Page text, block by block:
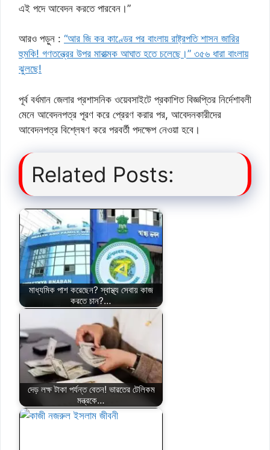
এই পদে আবেদন করতে পারবেন।”
আরও পড়ুন : “আর জি কর কাণ্ডের পর বাংলায় রাষ্ট্রপতি শাসন জারির
হুমকি! গণতন্ত্রের উপর মারাত্মক আঘাত হতে চলেছে।” ৩৫৬ ধারা বাংলায়
ঝুলছে!
পূর্ব বর্ধমান জেলার প্রশাসনিক ওয়েবসাইটে প্রকাশিত বিজ্ঞপ্তির নির্দেশাবলী
মেনে আবেদনপত্র পূরণ করে প্রেরণ করার পর, আবেদনকারীদের
আবেদনপত্র বিশ্লেষণ করে পরবর্তী পদক্ষেপ নেওয়া হবে।
Related Posts:
মাধ্যমিক পাশ করেছেন? স্বাস্থ্য সেবায় কাজ
করতে চান?…
দেড় লক্ষ টাকা পর্যন্ত বেতন! ভারতের টেলিকম
মন্ত্রকে…